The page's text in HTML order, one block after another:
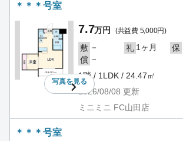
＊＊＊号室
写真を見る
7.7万円 (共益費 5,000円)
敷 － 礼 1ヶ月 保
償 －
1階 / 1LDK / 24.47㎡
2026/08/08 更新
ミニミニ FC山田店
＊＊＊号室